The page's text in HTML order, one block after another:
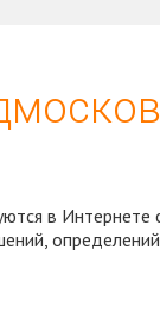
в Интернете